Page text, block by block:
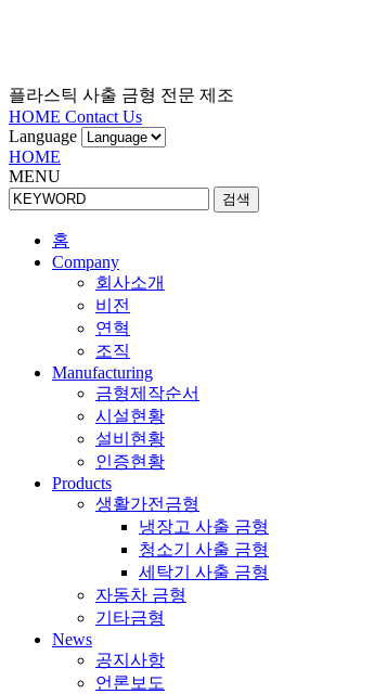
플라스틱 사출 금형 전문 제조
HOME Contact Us
Language
HOME
MENU
검색
홈
Company
회사소개
비전
연혁
조직
Manufacturing
금형제작순서
시설현황
설비현황
인증현황
Products
생활가전금형
냉장고 사출 금형
청소기 사출 금형
세탁기 사출 금형
자동차 금형
기타금형
News
공지사항
언론보도